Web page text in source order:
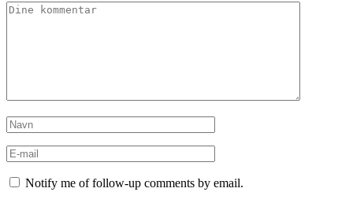
Notify me of follow-up comments by email.